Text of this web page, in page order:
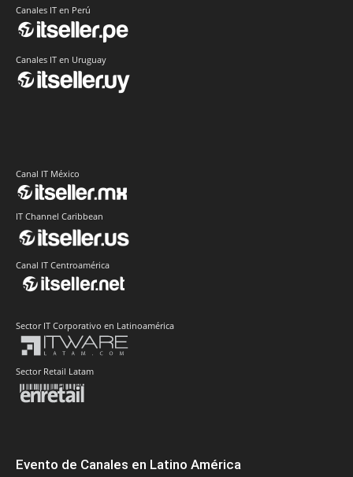
Canales IT en Perú
Canales IT en Uruguay
Canal IT México
IT Channel Caribbean
Canal IT Centroamérica
Sector IT Corporativo en Latinoamérica
Sector Retail Latam
Evento de Canales en Latino América